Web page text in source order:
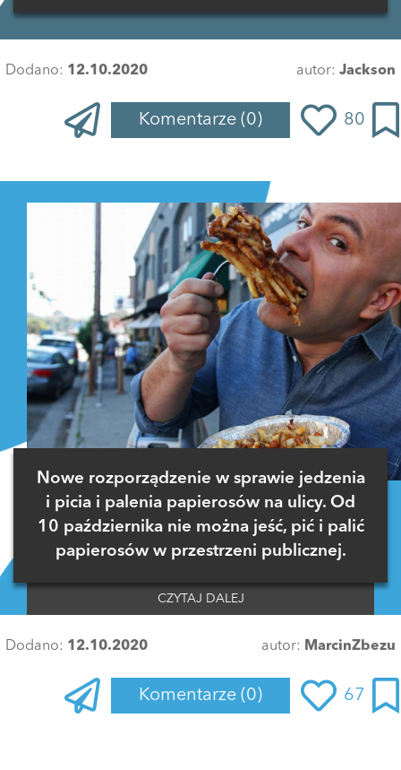
Dodano: 12.10.2020 autor: Jackson
Komentarze (0) 80
Nowe rozporządzenie w sprawie jedzenia
i picia i palenia papierosów na ulicy. Od
10 października nie można jeść, pić i palić
papierosów w przestrzeni publicznej.
CZYTAJ DALEJ
Dodano: 12.10.2020 autor: MarcinZbezu
Komentarze (0) 67